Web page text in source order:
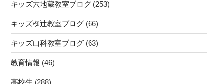
キッズ六地蔵教室ブログ (253)
キッズ椥辻教室ブログ (66)
キッズ山科教室ブログ (63)
教育情報 (46)
高校生 (288)